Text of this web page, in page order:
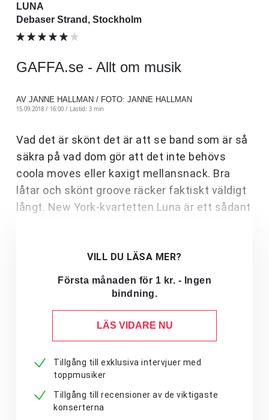
LUNA
Debaser Strand, Stockholm
GAFFA.se - Allt om musik
AV JANNE HALLMAN / FOTO: JANNE HALLMAN
15.09.2018 / 16:00 / Lästid: 3 min
Vad det är skönt det är att se band som är så
säkra på vad dom gör att det inte behövs
coola moves eller kaxigt mellansnack. Bra
låtar och skönt groove räcker faktiskt väldigt
långt. New York-kvartetten Luna är ett sådant
VILL DU LÄSA MER?
Första månaden för 1 kr. - Ingen
bindning.
LÄS VIDARE NU
Tillgång till exklusiva intervjuer med
toppmusiker
Tillgång till recensioner av de viktigaste
konserterna